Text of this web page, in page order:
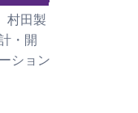
村田製
・開
ション